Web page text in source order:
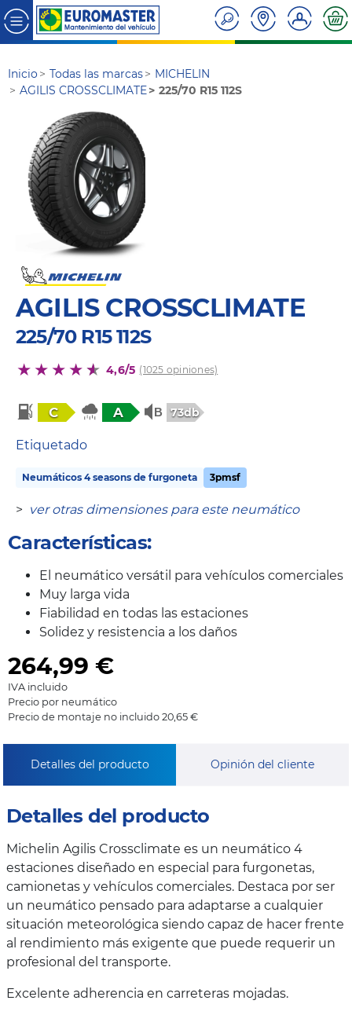
Inicio Todas las marcas
MICHELIN
AGILIS CROSSCLIMATE
225/70 R15 112S
AGILIS CROSSCLIMATE
225/70 R15 112S
4,6/5 (1025 opiniones)
C A 73db
Etiquetado
Neumáticos 4 seasons de furgoneta 3pmsf
> ver otras dimensiones para este neumático
Características:
El neumático versátil para vehículos comerciales
Muy larga vida
Fiabilidad en todas las estaciones
Solidez y resistencia a los daños
264,99 €
IVA incluido
Precio por neumático
Precio de montaje no incluido 20,65 €
Detalles del producto Opinión del cliente
Detalles del producto
Michelin Agilis Crossclimate es un neumático 4
estaciones diseñado en especial para furgonetas,
camionetas y vehículos comerciales. Destaca por ser
un neumático pensado para adaptarse a cualquier
situación meteorológica siendo capaz de hacer frente
al rendimiento más exigente que puede requerir un
profesional del transporte.
Excelente adherencia en carreteras mojadas.